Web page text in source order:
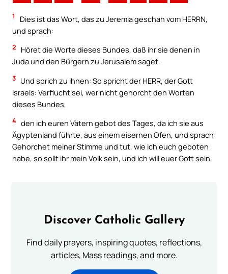
1
Dies ist das Wort, das zu Jeremia geschah vom HERRN,
und sprach:
2
Höret die Worte dieses Bundes, daß ihr sie denen in
Juda und den Bürgern zu Jerusalem saget.
3 Und sprich zu ihnen: So spricht der HERR, der Gott
Israels: Verflucht sei, wer nicht gehorcht den Worten
dieses Bundes,
4 den ich euren Vätern gebot des Tages, da ich sie aus
Ägyptenland führte, aus einem eisernen Ofen, und sprach:
Gehorchet meiner Stimme und tut, wie ich euch geboten
habe, so sollt ihr mein Volk sein, und ich will euer Gott sein,
Discover Catholic Gallery
Find daily prayers, inspiring quotes, reflections,
articles, Mass readings, and more.